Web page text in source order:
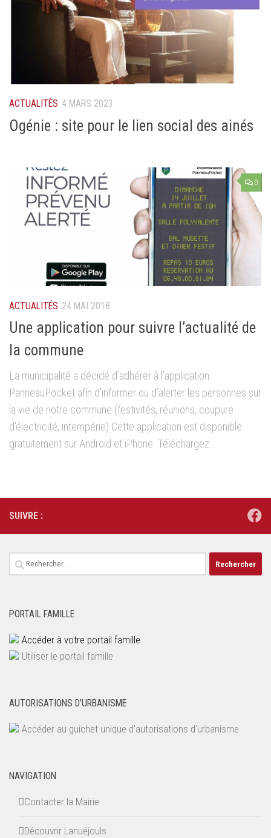
ACTUALITÉS 4 MARS 2023
Ogénie : site pour le lien social des ainés
0
ACTUALITÉS 24 MAI 2018
Une application pour suivre l’actualité de
la commune
La municipalité a décidé d’adhérer à l’application
PanneauPocket afin d’informer ou d’alerter les personnes sur
la vie de notre commune (festivités, réunions, coupure
d’électricité, intempérie) Cette application est disponible
gratuitement sur Android et iPhone. Téléchargez...
SUIVRE :
Rechercher :
PORTAIL FAMILLE
Accéder à votre portail famille
Utiliser le portail famille
AUTORISATIONS D’URBANISME
Accéder au guichet unique d'autorisations d'urbanisme
NAVIGATION
Contacter la Mairie
Découvrir Lanuéjouls